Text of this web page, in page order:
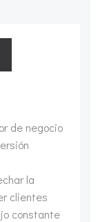
de negocio
la
clientes
constante